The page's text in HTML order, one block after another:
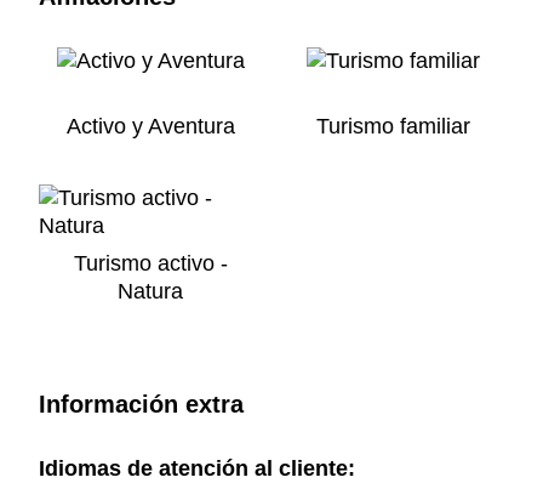
Activo y Aventura Turismo familiar
Turismo activo -
Natura
Información extra
Idiomas de atención al cliente: